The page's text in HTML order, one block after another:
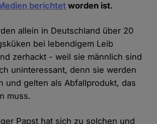
berichtet worden ist.
allein in Deutschland über 20
bei lebendigem Leib
zerhackt - weil sie männlich sind
uninteressant, denn sie werden
und gelten als Abfallprodukt, das
muss.
Papst hat sich zu solchen und